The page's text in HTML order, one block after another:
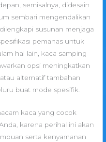
semisalnya, didesain
sembari mengendalikan
susunan menjaga
pemanas untuk
hal lain, kaca samping
opsi meningkatkan
alternatif tambahan
buat mode spesifik.
kaca yang cocok
karena perihal ini akan
serta kenyamanan